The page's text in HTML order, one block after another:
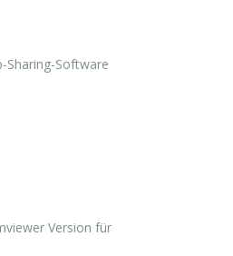
Sharing-Software
Version für